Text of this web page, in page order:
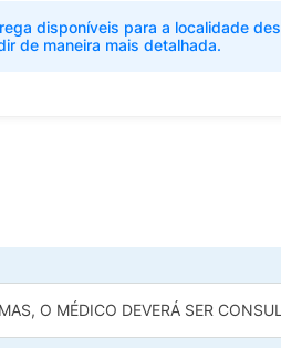
disponíveis para a localidade
de maneira mais detalhada.
O MÉDICO DEVERÁ SER